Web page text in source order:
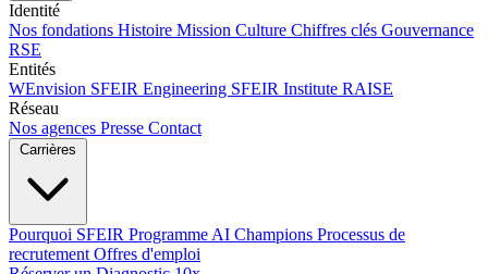
Identité
Nos fondations Histoire Mission Culture Chiffres clés Gouvernance
RSE
Entités
WEnvision SFEIR Engineering SFEIR Institute RAISE
Réseau
Nos agences Presse Contact
Carrières
Pourquoi SFEIR Programme AI Champions Processus de
recrutement Offres d'emploi